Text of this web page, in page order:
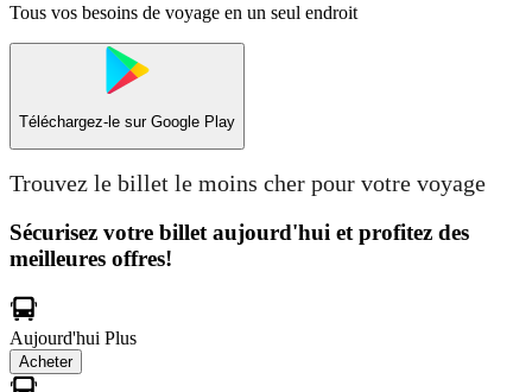
Tous vos besoins de voyage en un seul endroit
Téléchargez-le sur Google Play
Trouvez le billet le moins cher pour votre voyage
Sécurisez votre billet aujourd'hui et profitez des
meilleures offres!
Aujourd'hui Plus
Acheter